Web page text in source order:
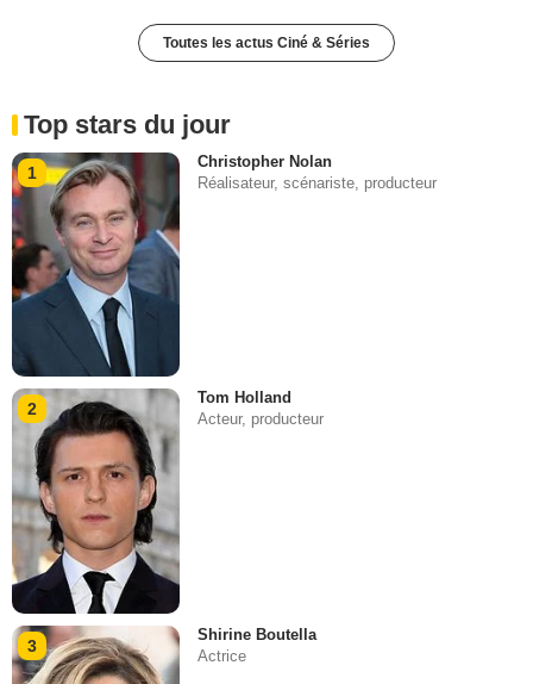
Toutes les actus Ciné & Séries
Top stars du jour
1
Christopher Nolan
Réalisateur, scénariste, producteur
2
Tom Holland
Acteur, producteur
3
Shirine Boutella
Actrice